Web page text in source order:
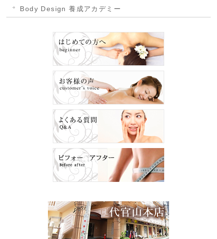
Body Design 養成アカデミー